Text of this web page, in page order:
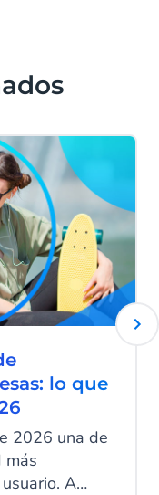
lo que
2026 una de
más
A